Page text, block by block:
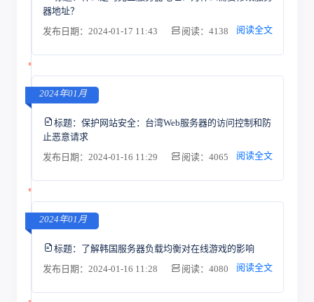
器地址？
发布日期：2024-01-17 11:43
阅读：4138 阅读全文
2024年01月
标题： 保护网站安全：台湾Web服务器的访问控制和防
止恶意请求
发布日期：2024-01-16 11:29
阅读：4065 阅读全文
2024年01月
标题： 了解韩国服务器负载均衡对在线游戏的影响
发布日期：2024-01-16 11:28
阅读：4080 阅读全文